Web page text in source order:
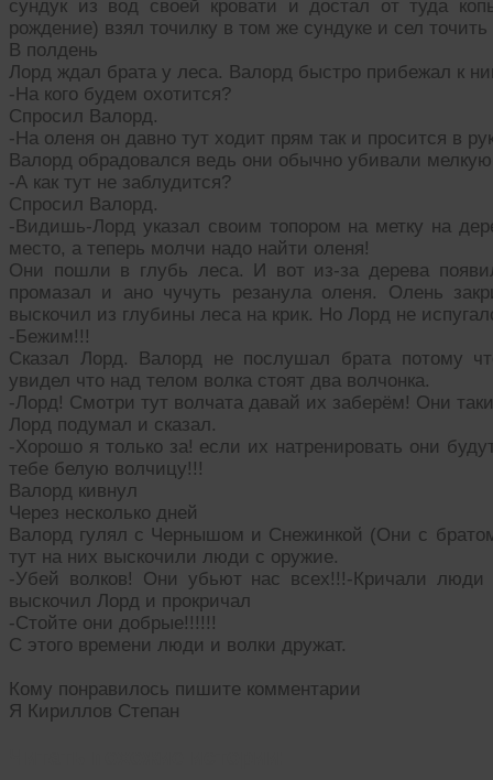
сундук из вод своей кровати и достал от туда
рождение) взял точилку в том же сундуке и сел точить
В полдень
Лорд ждал брата у леса. Валорд быстро прибежал к
-На кого будем охотится?
Спросил Валорд.
-На оленя он давно тут ходит прям так и просится в
Валорд обрадовался ведь они обычно убивали
-А как тут не заблудится?
Спросил Валорд.
-Видишь-Лорд указал своим топором на метку на
место, а теперь молчи надо найти оленя!
Они пошли в глубь леса. И вот из-за дерева
промазал и ано чучуть резанула оленя. Олень
выскочил из глубины леса на крик. Но Лорд не
-Бежим!!!
Сказал Лорд. Валорд не послушал брата потому
увидел что над телом волка стоят два волчонка.
-Лорд! Смотри тут волчата давай их заберём! Они
Лорд подумал и сказал.
-Хорошо я только за! если их натренировать они
тебе белую волчицу!!!
Валорд кивнул
Через несколько дней
Валорд гулял с Чернышом и Снежинкой (Они с
тут на них выскочили люди с оружие.
-Убей волков! Они убьют нас всех!!!-Кричали
выскочил Лорд и прокричал
-Стойте они добрые!!!!!!
С этого времени люди и волки дружат.
Кому понравилось пишите комментарии
Я Кириллов Степан